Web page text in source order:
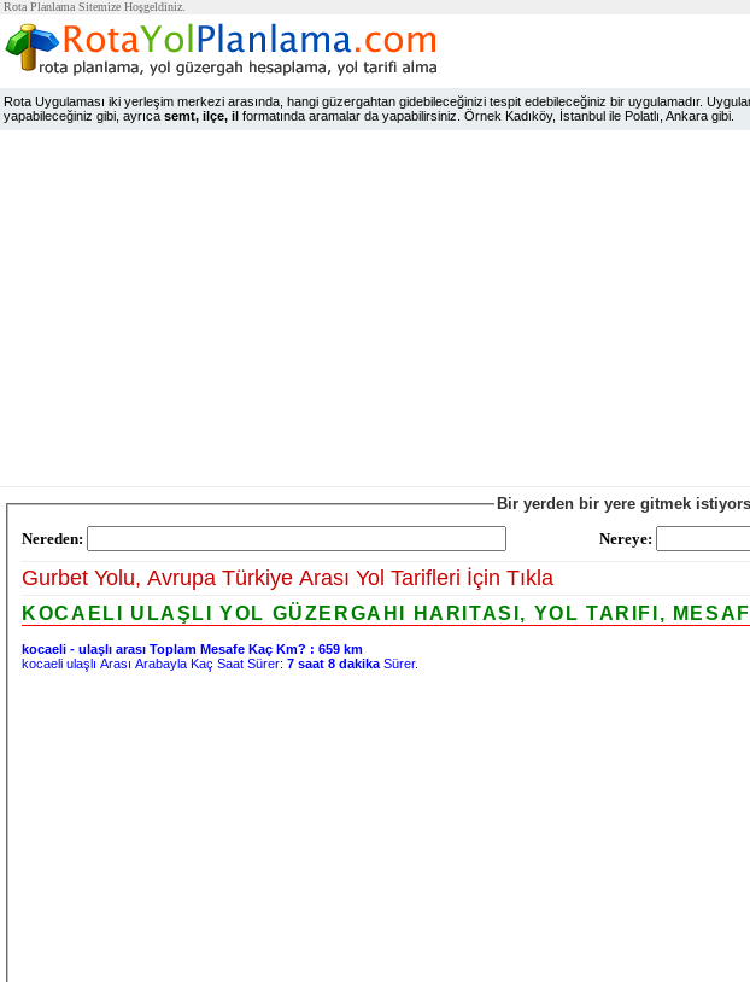
Rota Planlama Sitemize Hoşgeldiniz.
Rota Uygulaması iki yerleşim merkezi arasında, hangi güzergahtan gidebileceğinizi tespit edebileceğiniz bir uygulamadır.
yapabileceğiniz gibi, ayrıca semt, ilçe, il formatında aramalar da yapabilirsiniz. Örnek Kadıköy, İstanbul ile Polatlı, Ankara gibi.
Bir yerden bir yere gitmek
Nereden:
Nereye:
Gurbet Yolu, Avrupa Türkiye Arası Yol Tarifleri İçin Tıkla
KOCAELI ULAŞLI YOL GÜZERGAHI HARITASI, YOL TARIFI,
kocaeli - ulaşlı arası Toplam Mesafe Kaç Km? :659 km
kocaeli ulaşlı Arası Arabayla Kaç Saat Sürer:7 saat 8 dakika Sürer.